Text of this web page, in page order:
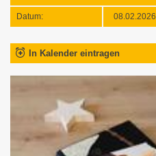
Datum: 08.02.2026
In Kalender eintragen